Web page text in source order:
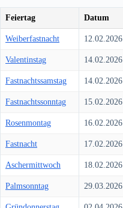
Feiertag Datum
Weiberfastnacht 12.02.2026
Valentinstag 14.02.2026
Fastnachtssamstag 14.02.2026
Fastnachtssonntag 15.02.2026
Rosenmontag 16.02.2026
Fastnacht 17.02.2026
Aschermittwoch 18.02.2026
Palmsonntag 29.03.2026